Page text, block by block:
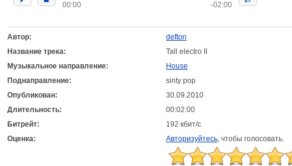
00:00 -02:00
Автор:
defton
Название трека:
Tall electro II
Музыкальное направление:
House
Поднаправление:
sinty pop
Опубликован:
30.09.2010
Длительность:
00:02:00
Битрейт:
192 кбит/с
Оценка:
Авторизуйтесь, чтобы голосовать.